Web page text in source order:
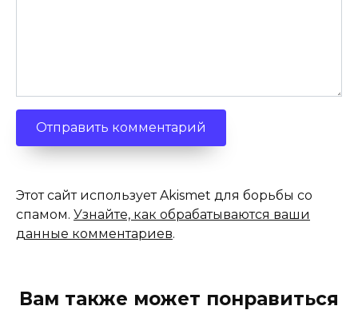
Этот сайт использует Akismet для борьбы со
спамом. Узнайте, как обрабатываются ваши
данные комментариев.
Вам также может понравиться